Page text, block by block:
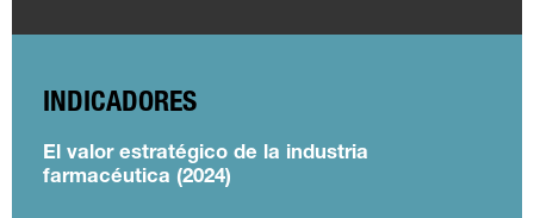
INDICADORES
El valor estratégico de la industria
farmacéutica (2024)